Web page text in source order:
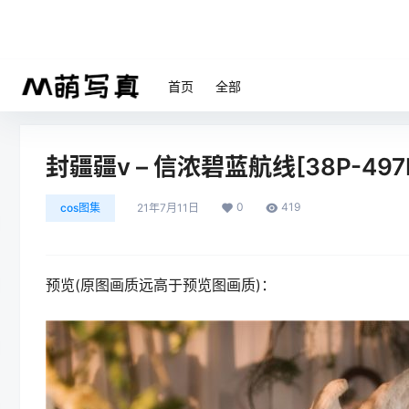
首页 全部
封疆疆v – 信浓碧蓝航线[38P-
cos图集 21年7月11日 0 419
预览(原图画质远高于预览图画质)：